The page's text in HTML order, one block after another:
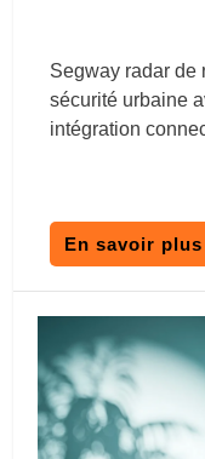
Segway radar de
sécurité urbaine
intégration
En savoir plus